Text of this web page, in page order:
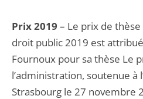
Prix 2019 – Le prix de thèse
droit public 2019 est
Fournoux pour sa thèse Le
l’administration, soutenue à
Strasbourg le 27 novembre